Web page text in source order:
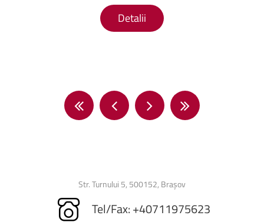
Detalii
Str. Turnului 5, 500152, Brașov
Tel/Fax: +40711975623